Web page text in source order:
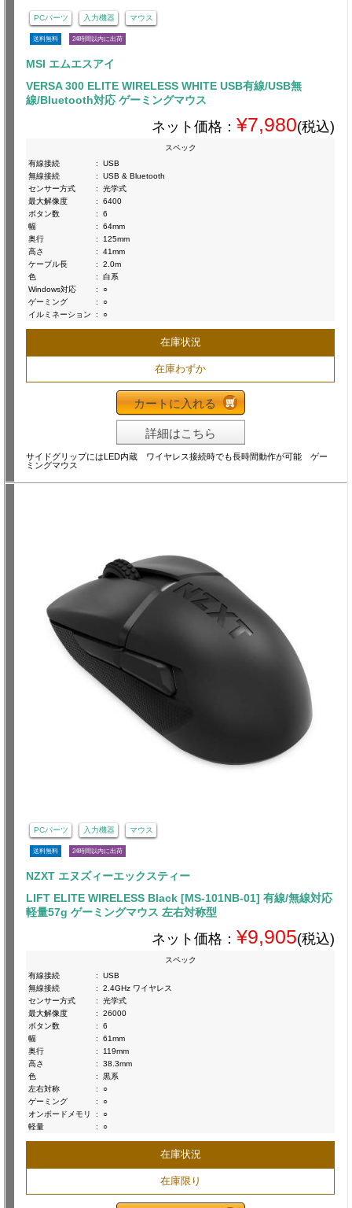
PCパーツ 入力機器 マウス
送料無料 24時間以内に出荷
MSI エムエスアイ
VERSA 300 ELITE WIRELESS WHITE USB有線/USB無
線/Bluetooth対応 ゲーミングマウス
ネット価格： ¥7,980(税込)
スペック
有線接続
:
USB
無線接続
:
USB & Bluetooth
センサー方式
:
光学式
最大解像度
:
6400
ボタン数
:
6
幅
:
64mm
奥行
:
125mm
高さ
:
41mm
ケーブル長
:
2.0m
色
:
白系
Windows対応
:
○
ゲーミング
:
○
イルミネーション
: ○
在庫状況
在庫わずか
カートに入れる
詳細はこちら
サイドグリップにはLED内蔵 ワイヤレス接続時でも長時間動作が可能 ゲー
ミングマウス
PCパーツ 入力機器 マウス
送料無料 24時間以内に出荷
NZXT エヌズィーエックスティー
LIFT ELITE WIRELESS Black [MS-101NB-01] 有線/無線対応
軽量57g ゲーミングマウス 左右対称型
ネット価格： ¥9,905(税込)
スペック
有線接続
:
USB
無線接続
:
2.4GHz ワイヤレス
センサー方式
:
光学式
最大解像度
:
26000
ボタン数
:
6
幅
:
61mm
奥行
:
119mm
高さ
:
38.3mm
色
:
黒系
左右対称
:
○
ゲーミング
:
○
オンボードメモリ
:
○
軽量
: ○
在庫状況
在庫限り